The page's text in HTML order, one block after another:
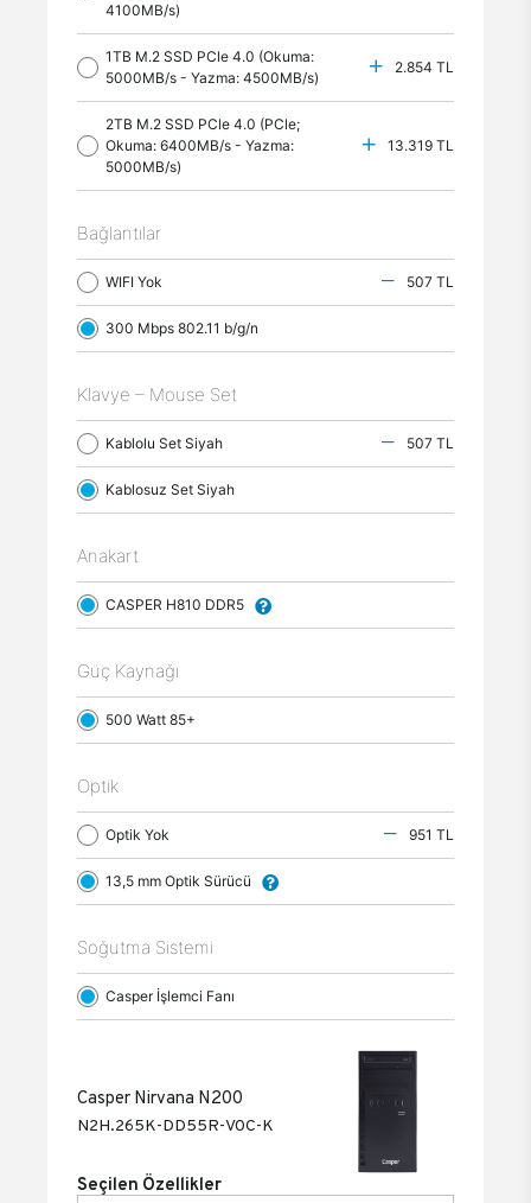
4100MB/s)
1TB M.2 SSD PCle 4.0 (Okuma:
5000MB/s - Yazma: 4500MB/s)
2.854 TL
2TB M.2 SSD PCle 4.0 (PCle;
Okuma: 6400MB/s - Yazma:
5000MB/s)
13.319 TL
Bağlantılar
WIFI Yok 507 TL
300 Mbps 802.11 b/g/n
Klavye – Mouse Set
Kablolu Set Siyah 507 TL
Kablosuz Set Siyah
Anakart
CASPER H810 DDR5
Güç Kaynağı
500 Watt 85+
Optik
Optik Yok 951 TL
13,5 mm Optik Sürücü
Soğutma Sistemi
Casper İşlemci Fanı
Casper Nirvana N200
N2H.265K-DD55R-V0C-K
Seçilen Özellikler